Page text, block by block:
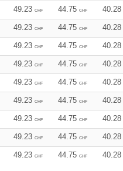
49.23CHF 44.75CHF
49.23CHF 44.75CHF
49.23CHF 44.75CHF
49.23CHF 44.75CHF
49.23CHF 44.75CHF
49.23CHF 44.75CHF
49.23CHF 44.75CHF
49.23CHF 44.75CHF
49.23CHF 44.75CHF